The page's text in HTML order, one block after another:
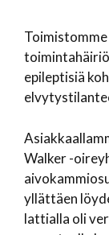
epileptisiä
Walker -
yllättäen
lattialla oli